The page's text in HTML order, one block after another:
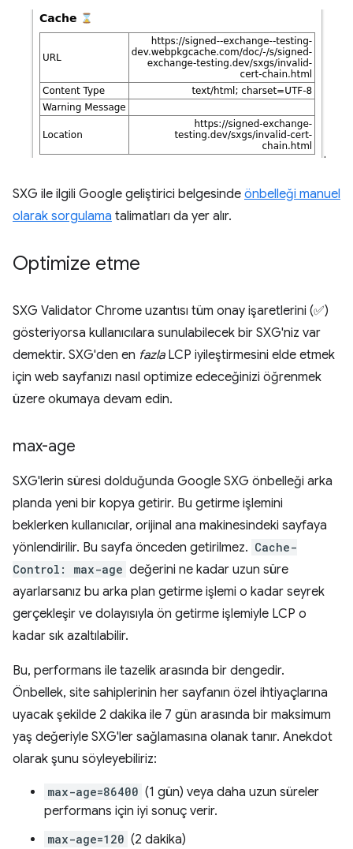
SXG ile ilgili Google geliştirici belgesinde önbelleği manuel
olarak sorgulama talimatları da yer alır.
Optimize etme
SXG Validator Chrome uzantısı tüm onay işaretlerini (✅)
gösteriyorsa kullanıcılara sunulabilecek bir SXG'niz var
demektir. SXG'den en fazlaLCP iyileştirmesini elde etmek
için web sayfanızı nasıl optimize edeceğinizi öğrenmek
üzere okumaya devam edin.
max-age
SXG'lerin süresi dolduğunda Google SXG önbelleği arka
planda yeni bir kopya getirir. Bu getirme işlemini
beklerken kullanıcılar, orijinal ana makinesindeki sayfaya
yönlendirilir. Bu sayfa önceden getirilmez. Cache-
Control: max-age değerini ne kadar uzun süre
ayarlarsanız bu arka plan getirme işlemi o kadar seyrek
gerçekleşir ve dolayısıyla ön getirme işlemiyle LCP o
kadar sık azaltılabilir.
Bu, performans ile tazelik arasında bir dengedir.
Önbellek, site sahiplerinin her sayfanın özel ihtiyaçlarına
uyacak şekilde 2 dakika ile 7 gün arasında bir maksimum
yaş değeriyle SXG'ler sağlamasına olanak tanır. Anekdot
olarak şunu söyleyebiliriz:
max-age=86400 (1 gün) veya daha uzun süreler
performans için iyi sonuç verir.
max-age=120 (2 dakika)